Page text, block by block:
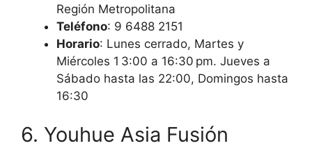
Región Metropolitana
Teléfono: 9 6488 2151
Horario: Lunes cerrado, Martes y
Miércoles 1 3:00 a 16:30 pm. Jueves a
Sábado hasta las 22:00, Domingos hasta
16:30
6. Youhue Asia Fusión